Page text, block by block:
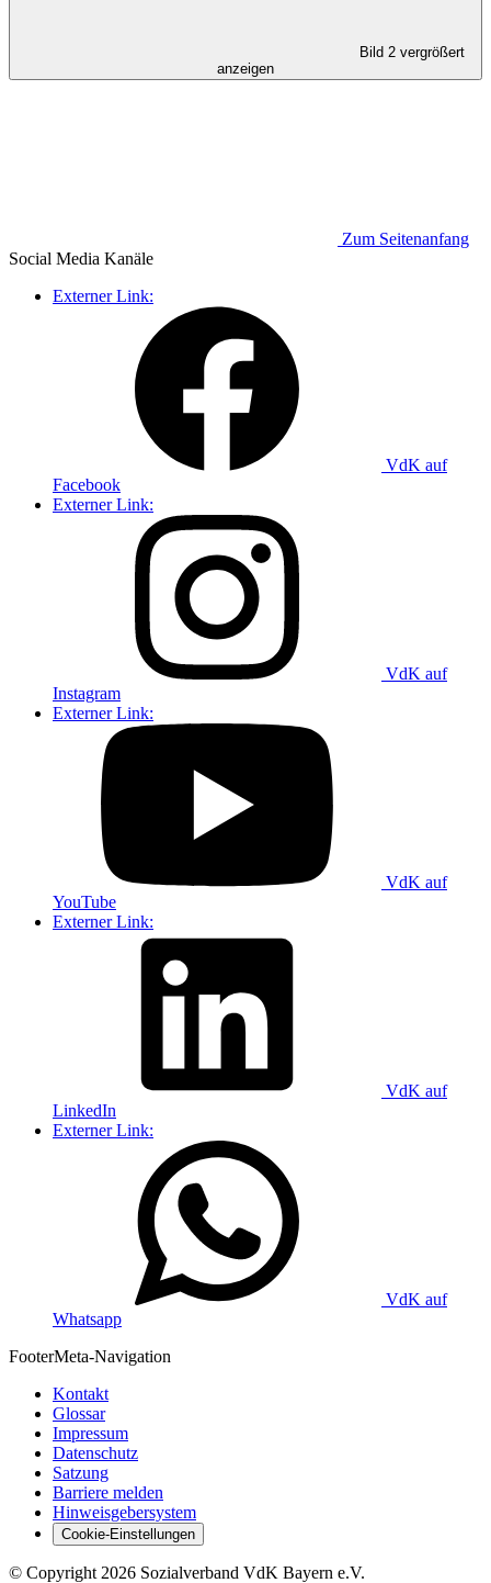
Bild 2 vergrößert
anzeigen
Zum Seitenanfang
Social Media Kanäle
Externer Link:
VdK auf
Facebook
Externer Link:
VdK auf
Instagram
Externer Link:
VdK auf
YouTube
Externer Link:
VdK auf
LinkedIn
Externer Link:
VdK auf
Whatsapp
FooterMeta-Navigation
Kontakt
Glossar
Impressum
Datenschutz
Satzung
Barriere melden
Hinweisgebersystem
Cookie-Einstellungen
© Copyright 2026 Sozialverband VdK Bayern e.V.